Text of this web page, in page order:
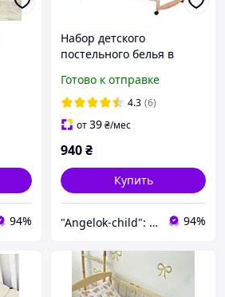
94%
Набор детского
постельного белья в
детское постельное
белье.
Готово к отправке
4.3 (6)
от39₴/мес
940₴
Купить
"Angelok-child": Интернет-магазин детских товаров. Зимние комбинезоны. Зимние конверты в коляску 94%